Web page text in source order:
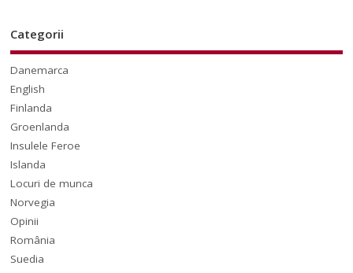
Categorii
Danemarca
English
Finlanda
Groenlanda
Insulele Feroe
Islanda
Locuri de munca
Norvegia
Opinii
România
Suedia